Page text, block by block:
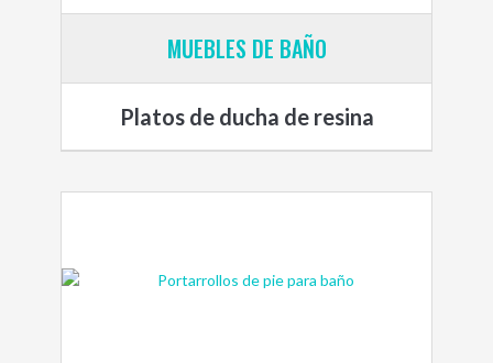
MUEBLES DE BAÑO
Platos de ducha de resina